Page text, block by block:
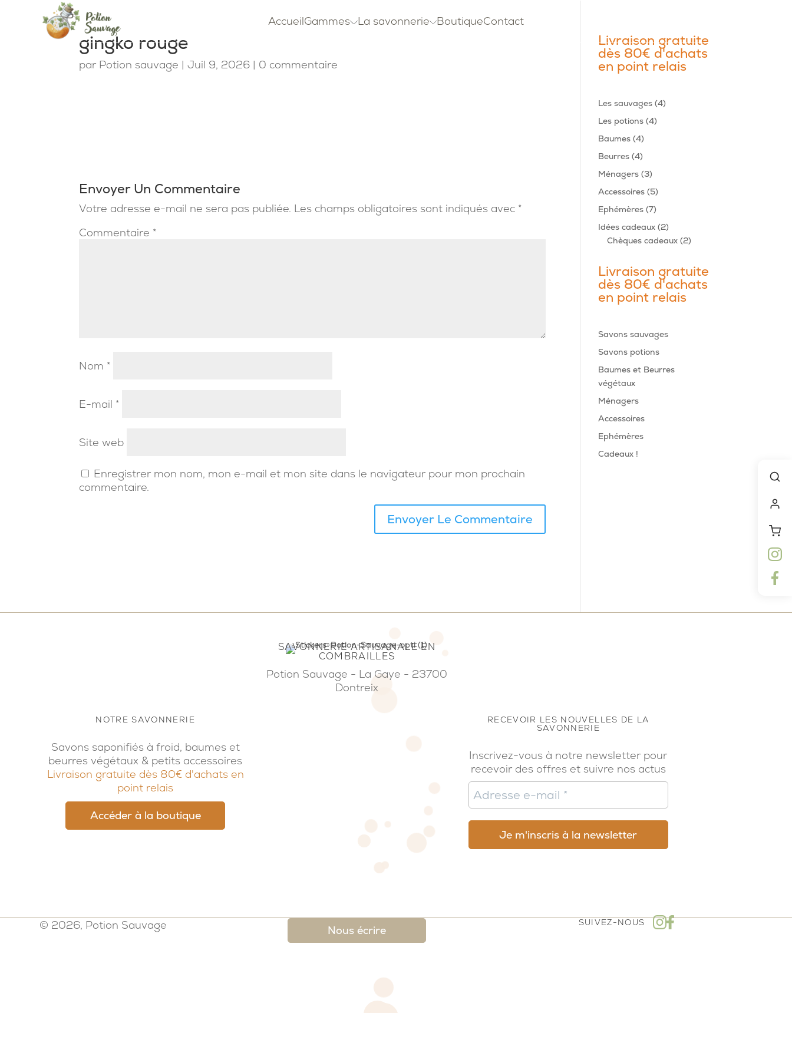
AccueilGammes La savonnerie BoutiqueContact
gingko rouge
par Potion sauvage |Juil 9, 2026 | 0 commentaire
Envoyer Un Commentaire
Votre adresse e-mail ne sera pas publiée. Les champs obligatoires sont indiqués avec *
Commentaire *
Nom *
E-mail *
Site web
Enregistrer mon nom, mon e-mail et mon site dans le navigateur pour mon prochain
commentaire.
Livraison gratuite
dès 80€ d'achats
en point relais
Les sauvages 44
Les potions 44
Baumes 44
produits
Beurres 44
produits
Ménagers 33
produits
Accessoires 55
produits
Ephémères 77
produits
Idées cadeaux 22
produits
Chèques cadeaux 22
Livraison gratuite
dès 80€ d'achats
en point relais
Savons sauvages
Savons potions
Baumes et Beurres
végétaux
Ménagers
Accessoires
Ephémères
Cadeaux !
NOTRE SAVONNERIE
Savons saponifiés à froid, baumes et
beurres végétaux & petits accessoires
Livraison gratuite dès 80€ d'achats en
point relais
Accéder à la boutique
SAVONNERIE ARTISANALE EN
COMBRAILLES
Potion Sauvage - La Gaye - 23700
Dontreix
RECEVOIR LES NOUVELLES DE LA
SAVONNERIE
Inscrivez-vous à notre newsletter pour
recevoir des offres et suivre nos actus
© 2026, Potion Sauvage Nous écrire
SUIVEZ-NOUS